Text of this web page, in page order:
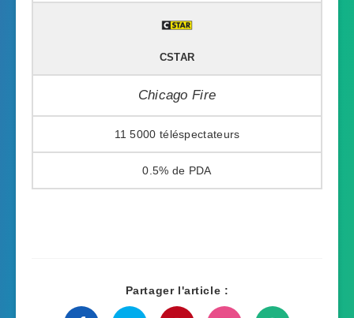
CSTAR
Chicago Fire
11 5000
0.5%
Partager l'article :